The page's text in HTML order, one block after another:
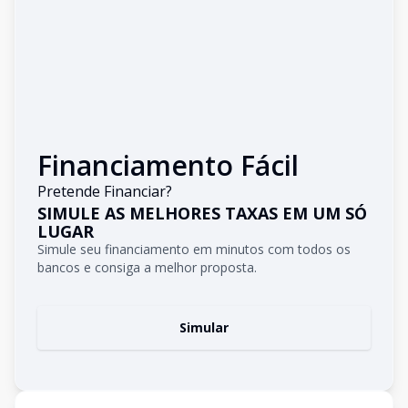
Financiamento Fácil
Pretende Financiar?
SIMULE AS MELHORES TAXAS EM UM SÓ
LUGAR
Simule seu financiamento em minutos com todos os
bancos e consiga a melhor proposta.
Simular